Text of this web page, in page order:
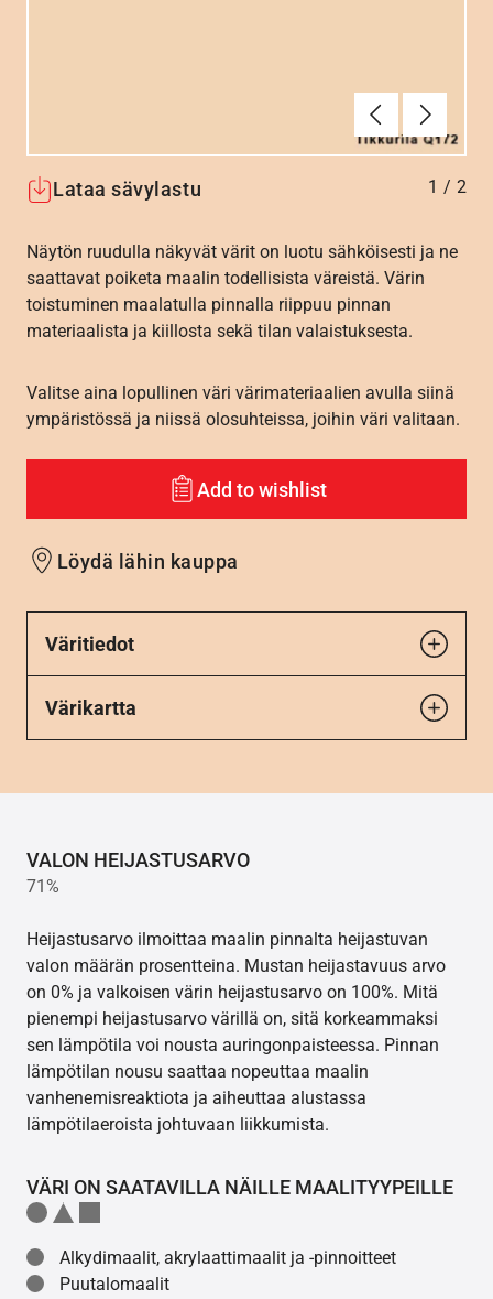
Edellinen
Lataa sävylastu 1 / 2
Näytön ruudulla näkyvät värit on luotu sähköisesti ja ne
saattavat poiketa maalin todellisista väreistä. Värin
toistuminen maalatulla pinnalla riippuu pinnan
materiaalista ja kiillosta sekä tilan valaistuksesta.
Valitse aina lopullinen väri värimateriaalien avulla siinä
ympäristössä ja niissä olosuhteissa, joihin väri valitaan.
Add to wishlist
Löydä lähin kauppa
Väritiedot
Värikartta
VALON HEIJASTUSARVO
71%
Heijastusarvo ilmoittaa maalin pinnalta heijastuvan
valon määrän prosentteina. Mustan heijastavuus arvo
on 0% ja valkoisen värin heijastusarvo on 100%. Mitä
pienempi heijastusarvo värillä on, sitä korkeammaksi
sen lämpötila voi nousta auringonpaisteessa. Pinnan
lämpötilan nousu saattaa nopeuttaa maalin
vanhenemisreaktiota ja aiheuttaa alustassa
lämpötilaeroista johtuvaan liikkumista.
VÄRI ON SAATAVILLA NÄILLE MAALITYYPEILLE
Alkydimaalit, akrylaattimaalit ja -pinnoitteet
Puutalomaalit